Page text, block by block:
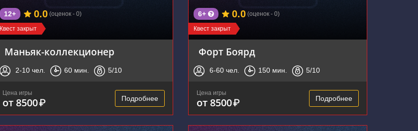
Квест закрыт
12+ 0.0 (оценок - 0)
Маньяк-коллекционер
2-10 чел. 60 мин. 5/10
Цена игры
от 8500₽ Подробнее
Квест закрыт
6+ 0.0 (оценок - 0)
Форт Боярд
6-60 чел. 150 мин. 5/10
Цена игры
от 8500₽ Подробнее